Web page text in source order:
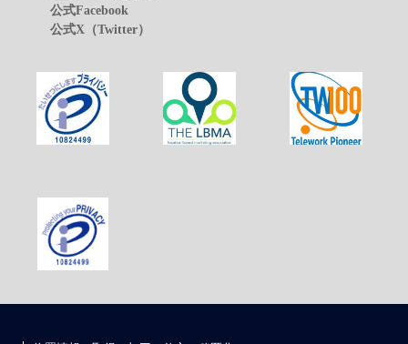
公式Facebook
公式X（Twitter）